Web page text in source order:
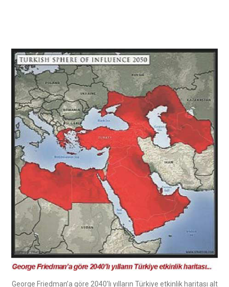
George Friedman’a göre 2040’lı yılların Türkiye etkinlik haritası alt